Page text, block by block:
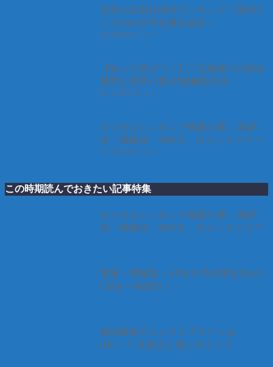
日本の広告代理店ランキング！国内ト
ップ10の大手企業を紹介！
85.8k件のビュー
【知って差がつく】二次面接での頻出
質問と回答15選-対策解説付き
81.7k件のビュー
ロジカルシンキング例題11選 – 演繹
法・帰納法、MECE、ロジックツリー
77.5k件のビュー
この時期読んでおきたい記事特集
ロジカルシンキング例題11選 – 演繹
法・帰納法、MECE、ロジックツリー
電通・博報堂・ADK大手代理店3社の
CMを一挙紹介！
就活面接でストライプスーツは
OK！？ 注意点と選ぶポイント